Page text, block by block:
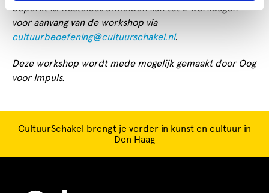
beperkt is. Kosteloos afmelden kan tot 2 werkdagen
voor aanvang van de workshop via
cultuurbeoefening@cultuurschakel.nl.
Deze workshop wordt mede mogelijk gemaakt door Oog
voor Impuls.
CultuurSchakel brengt je verder in kunst en cultuur in
Den Haag